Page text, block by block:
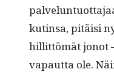
kutin­sa, pitäisi
hillit­tömät jonot
va­paut­ta ole.